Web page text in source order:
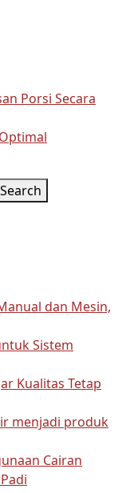
Porsi Secara
Search
dan Mesin,
Sistem
Kualitas Tetap
menjadi produk
Cairan